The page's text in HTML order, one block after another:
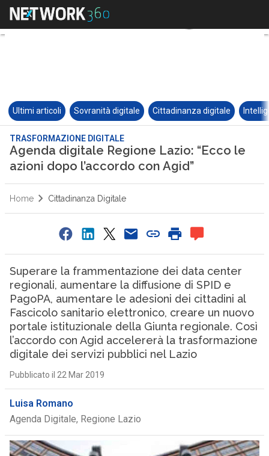
Ultimi articoli Sovranità digitale Cittadinanza digitale
TRASFORMAZIONE DIGITALE
Agenda digitale Regione Lazio: “Ecco le
azioni dopo l’accordo con Agid”
Home Cittadinanza Digitale
Superare la frammentazione dei data center
regionali, aumentare la diffusione di SPID e
PagoPA, aumentare le adesioni dei cittadini al
Fascicolo sanitario elettronico, creare un nuovo
portale istituzionale della Giunta regionale. Così
l’accordo con Agid accelererà la trasformazione
digitale dei servizi pubblici nel Lazio
Pubblicato il 22 Mar 2019
Luisa Romano
Agenda Digitale, Regione Lazio